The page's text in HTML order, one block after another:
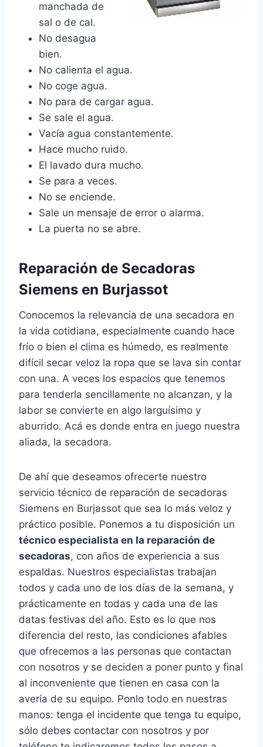
manchada de
sal o de cal.
No desagua
bien.
No calienta el agua.
No coge agua.
No para de cargar agua.
Se sale el agua.
Vacía agua constantemente.
Hace mucho ruido.
El lavado dura mucho.
Se para a veces.
No se enciende.
Sale un mensaje de error o alarma.
La puerta no se abre.
Reparación de Secadoras
Siemens en Burjassot
Conocemos la relevancia de una secadora en
la vida cotidiana, especialmente cuando hace
frío o bien el clima es húmedo, es realmente
difícil secar veloz la ropa que se lava sin contar
con una. A veces los espacios que tenemos
para tenderla sencillamente no alcanzan, y la
labor se convierte en algo larguísimo y
aburrido. Acá es donde entra en juego nuestra
aliada, la secadora.
De ahí que deseamos ofrecerte nuestro
servicio técnico de reparación de secadoras
Siemens en Burjassot que sea lo más veloz y
práctico posible. Ponemos a tu disposición un
técnico especialista en la reparación de
secadoras, con años de experiencia a sus
espaldas. Nuestros especialistas trabajan
todos y cada uno de los días de la semana, y
prácticamente en todas y cada una de las
datas festivas del año. Esto es lo que nos
diferencia del resto, las condiciones afables
que ofrecemos a las personas que contactan
con nosotros y se deciden a poner punto y final
al inconveniente que tienen en casa con la
avería de su equipo. Ponlo todo en nuestras
manos: tenga el incidente que tenga tu equipo,
sólo debes contactar con nosotros y por